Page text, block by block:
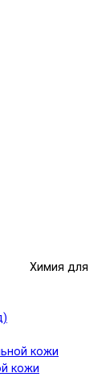
Химия для
кожи
кожи